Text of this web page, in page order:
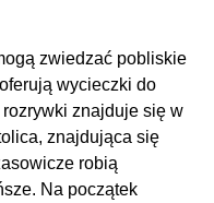
zwiedzać pobliskie
wycieczki do
znajduje się w
znajdująca się
robią
Na początek